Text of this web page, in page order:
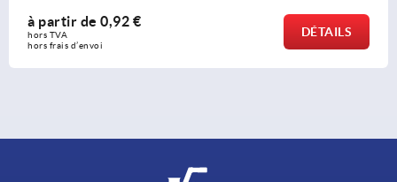
à partir de 3,39 €
hors TVA
hors frais d’envoi
DÉTAILS